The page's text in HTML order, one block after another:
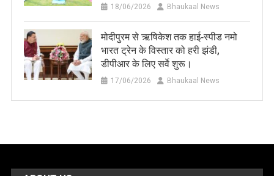
18/06/2026 Bhaukaal News
मोदीपुरम से ऋषिकेश तक हाई‑स्पीड नमो
भारत ट्रेन के विस्तार को हरी झंडी,
डीपीआर के लिए सर्वे शुरू।
17/06/2026 Bhaukaal News